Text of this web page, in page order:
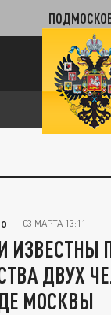
03 МАРТА 13:11
ИЗВЕСТНЫ
ДВУХ
МОСКВЫ